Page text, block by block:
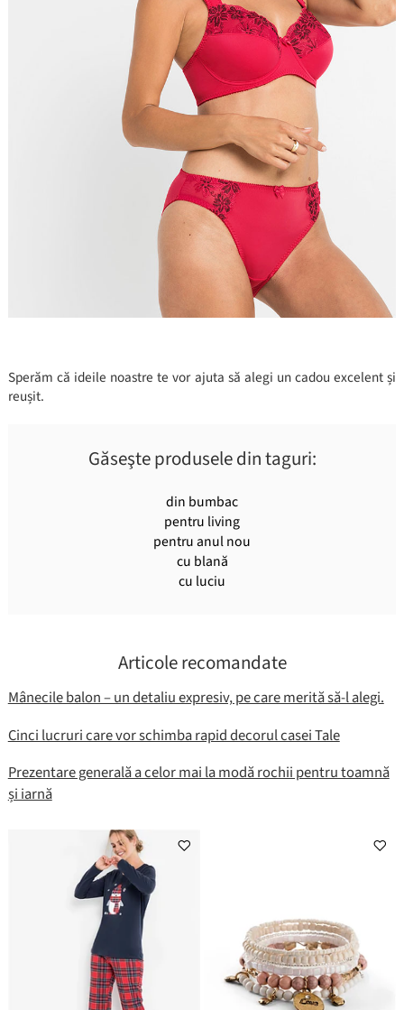
Sperăm că ideile noastre te vor ajuta să alegi un cadou excelent și
reușit.
Găseşte produsele din taguri:
din bumbac
pentru living
pentru anul nou
cu blană
cu luciu
Articole recomandate
Mânecile balon – un detaliu expresiv, pe care merită să-l alegi.
Cinci lucruri care vor schimba rapid decorul casei Tale
Prezentare generală a celor mai la modă rochii pentru toamnă
și iarnă